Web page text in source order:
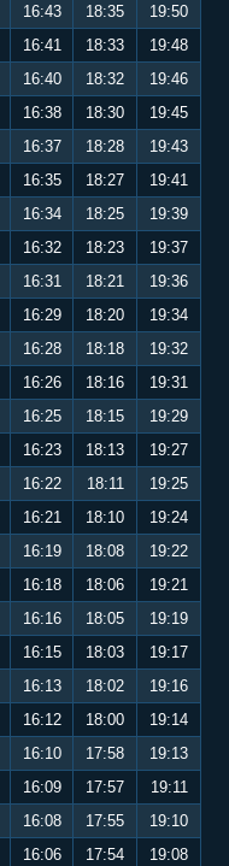
16:43 18:35
19:50
16:41 18:33
19:48
16:40 18:32
19:46
16:38 18:30
19:45
16:37 18:28
19:43
16:35 18:27
19:41
16:34 18:25
19:39
16:32 18:23
19:37
16:31 18:21
19:36
16:29 18:20
19:34
16:28 18:18
19:32
16:26 18:16
19:31
16:25 18:15
19:29
16:23 18:13
19:27
16:22 18:11
19:25
16:21 18:10
19:24
16:19 18:08
19:22
16:18 18:06
19:21
16:16 18:05
19:19
16:15 18:03
19:17
16:13 18:02
19:16
16:12 18:00
19:14
16:10 17:58
19:13
16:09 17:57
19:11
16:08 17:55
19:10
16:06 17:54
19:08